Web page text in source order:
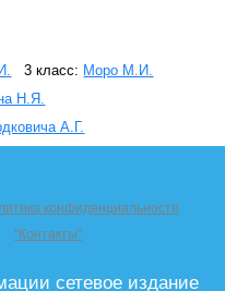
3 класс: Моро М.И.
Н.Я.
А.Г.
конфиденциальности
"Контакты"
сетевое издание